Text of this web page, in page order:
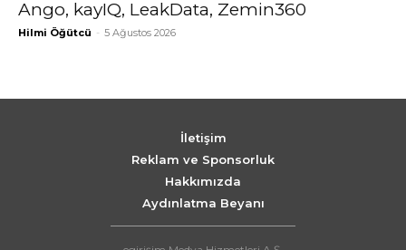
Ango, kayIQ, LeakData, Zemin360
Hilmi Öğütcü - 5 Ağustos 2026
İletişim
Reklam ve Sponsorluk
Hakkımızda
Aydınlatma Beyanı